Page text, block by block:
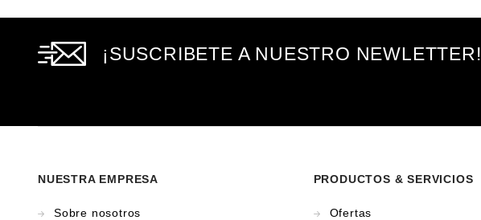
¡SUSCRIBETE A NUESTRO NEWLETTER!
NUESTRA EMPRESA
Sobre nosotros
PRODUCTOS & SERVICIOS
Ofertas